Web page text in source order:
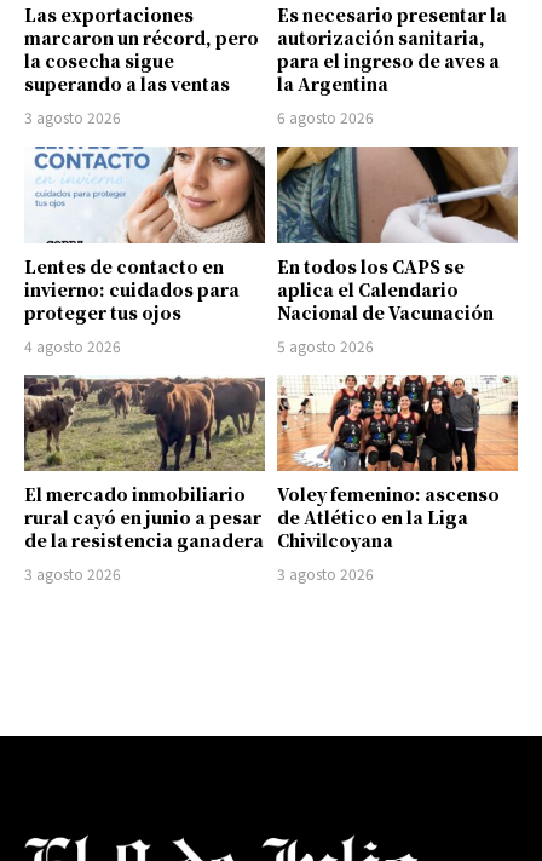
Las exportaciones
marcaron un récord, pero
la cosecha sigue
superando a las ventas
3 agosto 2026
Es necesario presentar la
autorización sanitaria,
para el ingreso de aves a
la Argentina
6 agosto 2026
Lentes de contacto en
invierno: cuidados para
proteger tus ojos
4 agosto 2026
En todos los CAPS se
aplica el Calendario
Nacional de Vacunación
5 agosto 2026
El mercado inmobiliario
rural cayó en junio a pesar
de la resistencia ganadera
3 agosto 2026
Voley femenino: ascenso
de Atlético en la Liga
Chivilcoyana
3 agosto 2026